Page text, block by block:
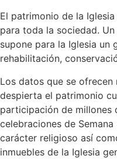
El patrimonio de la
para toda la sociedad.
supone para la Iglesia un
rehabilitación,
Los datos que se
despierta el patrimonio
participación de millones
celebraciones de
carácter religioso así
inmuebles de la Iglesia